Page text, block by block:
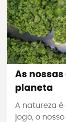
As
planeta
A natureza é
jogo, o